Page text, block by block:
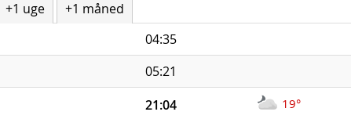
+1 uge
+1 måned
04:35
05:21
21:04 19°